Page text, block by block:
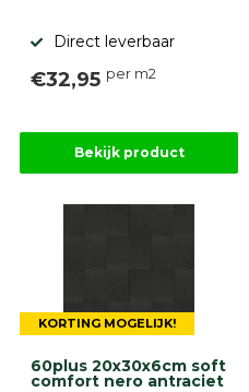
Direct leverbaar
€32,95 per m2
Bekijk product
KORTING MOGELIJK!
60plus 20x30x6cm soft
comfort nero antraciet